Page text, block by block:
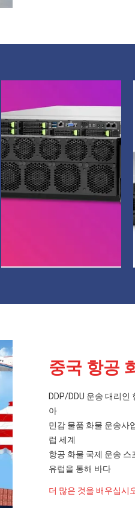
중국 항공
DDP/DDU 운송 대리
아
민감 물품 화물 운송사
럽 세계
항공 화물 국제 운송
유럽을 통해 바다
더 많은 것을 배우십시